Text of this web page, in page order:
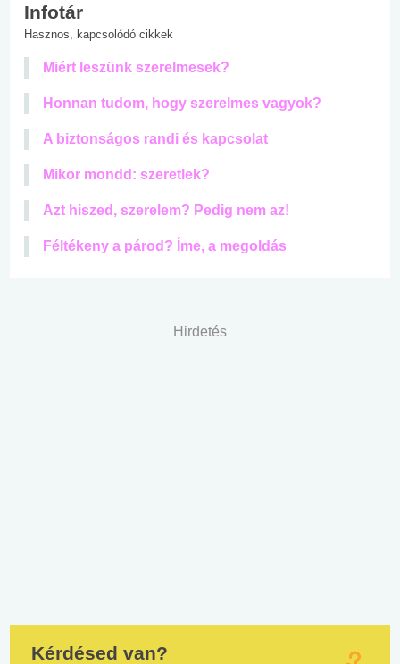
Infotár
Hasznos, kapcsolódó cikkek
Miért leszünk szerelmesek?
Honnan tudom, hogy szerelmes vagyok?
A biztonságos randi és kapcsolat
Mikor mondd: szeretlek?
Azt hiszed, szerelem? Pedig nem az!
Féltékeny a párod? Íme, a megoldás
Hirdetés
Kérdésed van?